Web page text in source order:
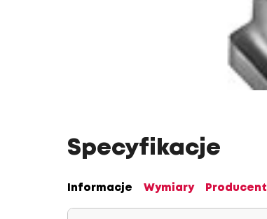
Specyfikacje
Informacje Wymiary Producent